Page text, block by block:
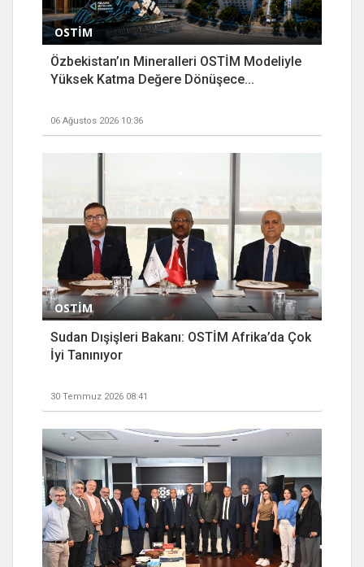
OSTİM
Özbekistan’ın Mineralleri OSTİM Modeliyle
Yüksek Katma Değere Dönüşece...
06 Ağustos 2026 10:36
OSTİM
Sudan Dışişleri Bakanı: OSTİM Afrika’da Çok
İyi Tanınıyor
30 Temmuz 2026 08:41